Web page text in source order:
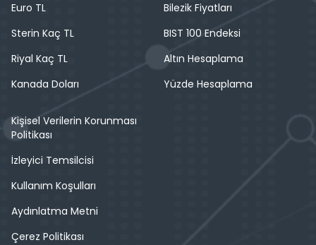
Euro TL
Sterin Kaç TL
Riyal Kaç TL
Kanada Doları
Bilezik Fiyatları
BIST 100 Endeksi
Altın Hesaplama
Yüzde Hesaplama
Kişisel Verilerin Korunması
Politikası
İzleyici Temsilcisi
Kullanım Koşulları
Aydınlatma Metni
Çerez Politikası